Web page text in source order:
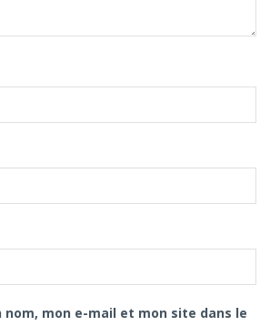
nom, mon e-mail et mon site dans le